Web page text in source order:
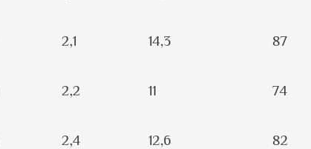
2,1 14,3 87
2,2 11 74
2,4 12,6 82